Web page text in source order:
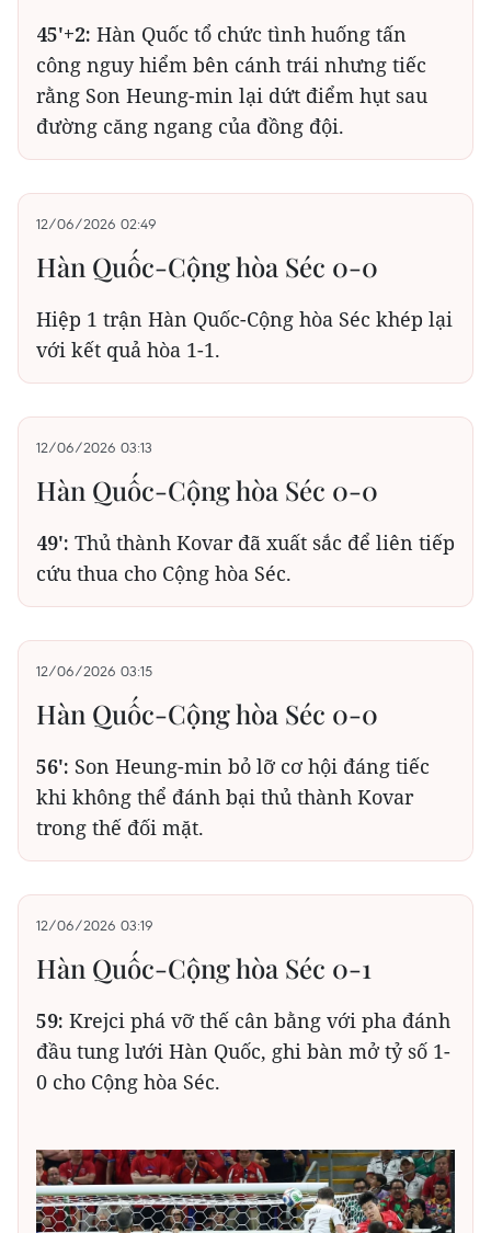
45'+2: Hàn Quốc tổ chức tình huống tấn
công nguy hiểm bên cánh trái nhưng tiếc
rằng Son Heung-min lại dứt điểm hụt sau
đường căng ngang của đồng đội.
12/06/2026 02:49
Hàn Quốc-Cộng hòa Séc 0-0
Hiệp 1 trận Hàn Quốc-Cộng hòa Séc khép lại
với kết quả hòa 1-1.
12/06/2026 03:13
Hàn Quốc-Cộng hòa Séc 0-0
49': Thủ thành Kovar đã xuất sắc để liên tiếp
cứu thua cho Cộng hòa Séc.
12/06/2026 03:15
Hàn Quốc-Cộng hòa Séc 0-0
56': Son Heung-min bỏ lỡ cơ hội đáng tiếc
khi không thể đánh bại thủ thành Kovar
trong thế đối mặt.
12/06/2026 03:19
Hàn Quốc-Cộng hòa Séc 0-1
59: Krejci phá vỡ thế cân bằng với pha đánh
đầu tung lưới Hàn Quốc, ghi bàn mở tỷ số 1-
0 cho Cộng hòa Séc.